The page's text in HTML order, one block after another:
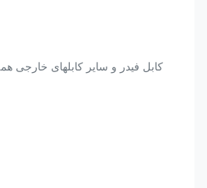
کابل فیدر و سایر کابلهای خارجی